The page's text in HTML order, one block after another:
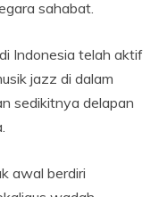
sahabat.
Indonesia telah aktif
jazz di dalam
sedikitnya delapan
awal berdiri